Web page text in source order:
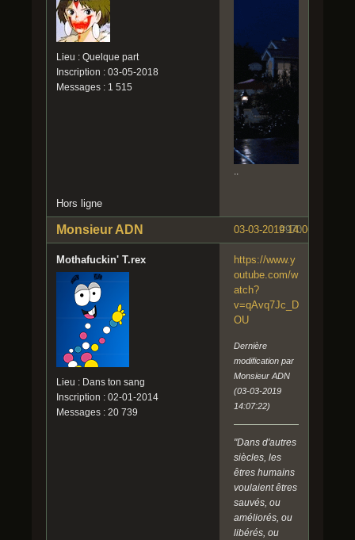
Lieu : Quelque part
Inscription : 03-05-2018
Messages : 1 515
Hors ligne
#970
03-03-2019 14:06:21
Monsieur ADN
Mothafuckin' T.rex
Lieu : Dans ton sang
Inscription : 02-01-2014
Messages : 20 739
https://www.y
outube.com/w
atch?
v=qAvq7Jc_D
OU
Dernière
modification par
Monsieur ADN
(03-03-2019
14:07:22)
"Dans d'autres
siècles, les
êtres humains
voulaient êtres
sauvés, ou
améliorés, ou
libérés, ou